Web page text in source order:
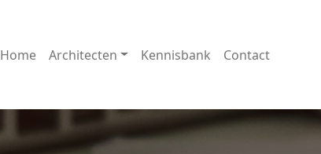
Home Architecten Kennisbank Contact